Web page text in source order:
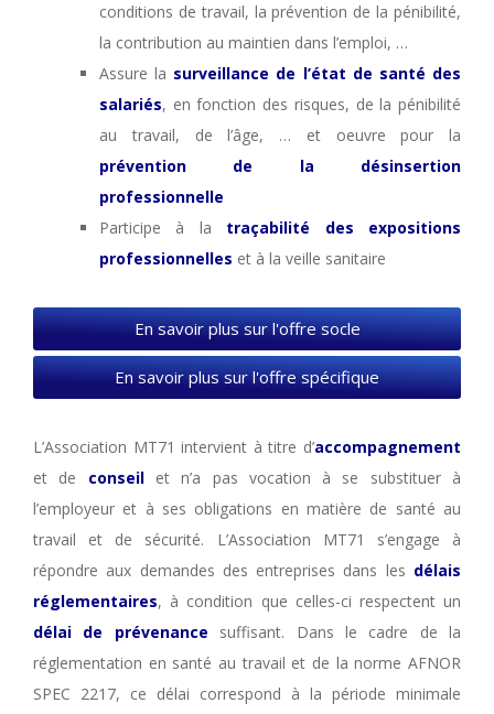
conditions de travail, la prévention de la pénibilité,
la contribution au maintien dans l’emploi, …
Assure la surveillance de l’état de santé des
salariés, en fonction des risques, de la pénibilité
au travail, de l’âge, … et oeuvre pour la
prévention de la désinsertion
professionnelle
Participe à la traçabilité des expositions
professionnelles et à la veille sanitaire
En savoir plus sur l'offre socle
En savoir plus sur l'offre spécifique
L’Association MT71 intervient à titre d’accompagnement
et de conseilet n’a pas vocation à se substituer à
l’employeur et à ses obligations en matière de santé au
travail et de sécurité. L’Association MT71 s’engage à
répondre aux demandes des entreprises dans les délais
réglementaires, à condition que celles-ci respectent un
délai de prévenance suffisant. Dans le cadre de la
réglementation en santé au travail et de la norme AFNOR
SPEC 2217, ce délai correspond à la période minimale